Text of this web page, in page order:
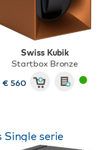
Swiss Kubik
Startbox Bronze
€ 560
Single serie